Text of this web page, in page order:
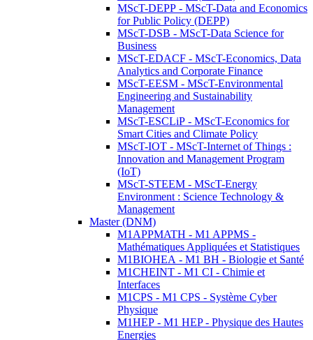
MScT-DEPP - MScT-Data and Economics
for Public Policy (DEPP)
MScT-DSB - MScT-Data Science for
Business
MScT-EDACF - MScT-Economics, Data
Analytics and Corporate Finance
MScT-EESM - MScT-Environmental
Engineering and Sustainability
Management
MScT-ESCLiP - MScT-Economics for
Smart Cities and Climate Policy
MScT-IOT - MScT-Internet of Things :
Innovation and Management Program
(IoT)
MScT-STEEM - MScT-Energy
Environment : Science Technology &
Management
Master (DNM)
M1APPMATH - M1 APPMS -
Mathématiques Appliquées et Statistiques
M1BIOHEA - M1 BH - Biologie et Santé
M1CHEINT - M1 CI - Chimie et
Interfaces
M1CPS - M1 CPS - Système Cyber
Physique
M1HEP - M1 HEP - Physique des Hautes
Energies